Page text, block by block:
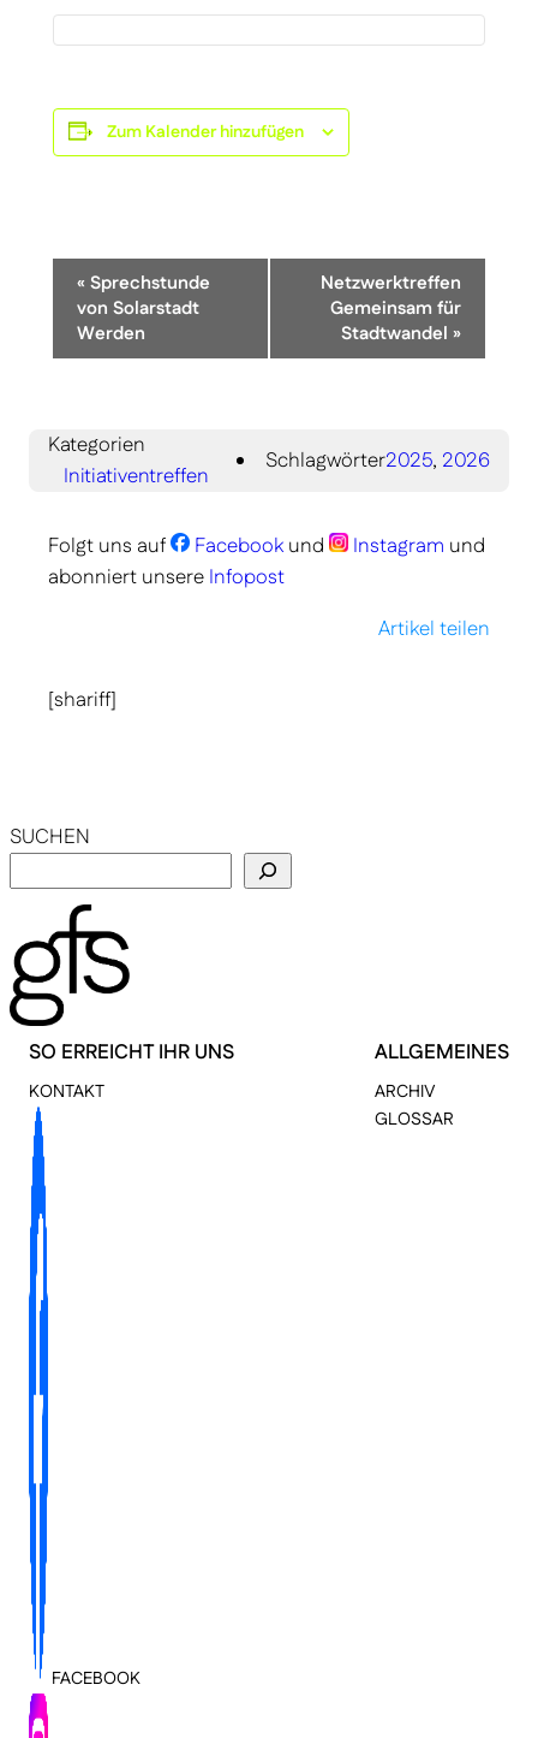
Zum Kalender hinzufügen
Veranstaltung-
Navigation
« Sprechstunde
von Solarstadt
Werden
Netzwerktreffen
Gemeinsam für
Stadtwandel »
Kategorien
Initiativentreffen
Schlagwörter2025, 2026
Folgt uns auf Facebook und Instagram und
abonniert unsere Infopost
Artikel teilen
[shariff]
SUCHEN
SO ERREICHT IHR UNS
KONTAKT
FACEBOOK
ALLGEMEINES
ARCHIV
GLOSSAR